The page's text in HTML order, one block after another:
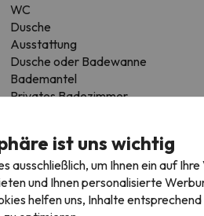
WC
Dusche
Ausstattung
Dusche oder Badewanne
Bademantel
Privates Badezimmer
Duschgelist uns wichtig
ausschließlich, um Ihnen ein auf
und Ihnen personalisierte
helfen uns, Inhalte